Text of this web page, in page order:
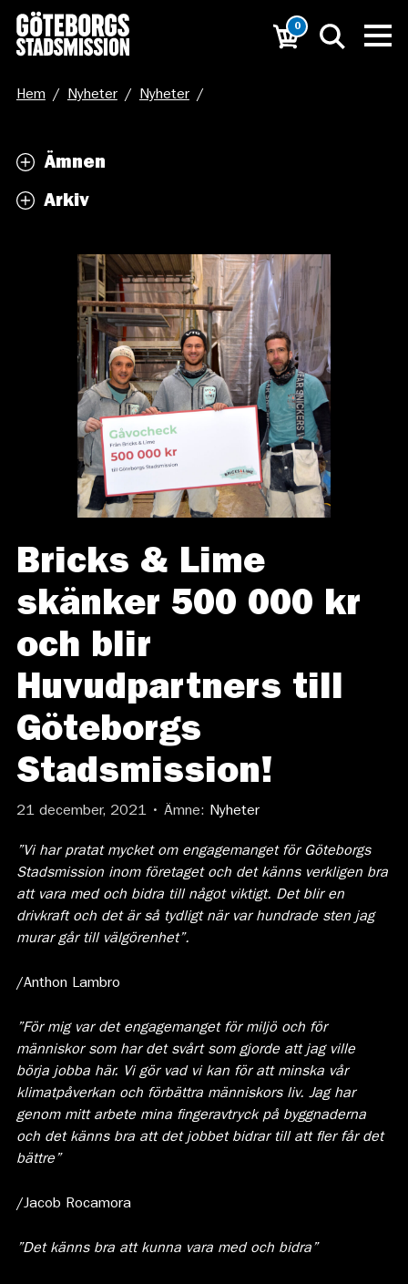
0
Hem / Nyheter / Nyheter /
Ämnen
Arkiv
Bricks & Lime
skänker 500 000 kr
och blir
Huvudpartners till
Göteborgs
Stadsmission!
21 december, 2021 • Ämne: Nyheter
”Vi har pratat mycket om engagemanget för Göteborgs
Stadsmission inom företaget och det känns verkligen bra
att vara med och bidra till något viktigt. Det blir en
drivkraft och det är så tydligt när var hundrade sten jag
murar går till välgörenhet”.
/Anthon Lambro
”För mig var det engagemanget för miljö och för
människor som har det svårt som gjorde att jag ville
börja jobba här. Vi gör vad vi kan för att minska vår
klimatpåverkan och förbättra människors liv. Jag har
genom mitt arbete mina fingeravtryck på byggnaderna
och det känns bra att det jobbet bidrar till att fler får det
bättre”
/Jacob Rocamora
”Det känns bra att kunna vara med och bidra”